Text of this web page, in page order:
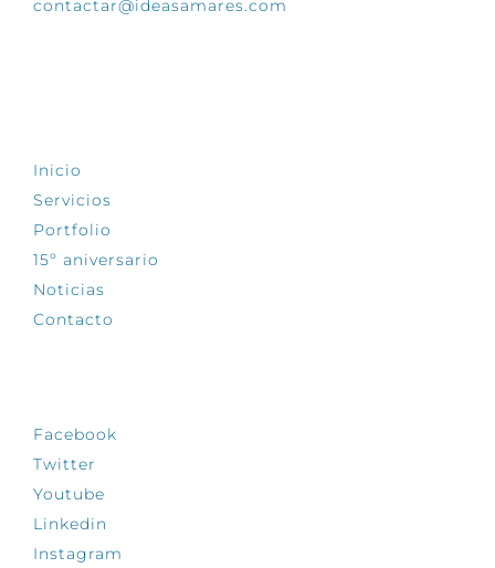
contactar@ideasamares.com
Inicio
Servicios
Portfolio
15º aniversario
Noticias
Contacto
Facebook
Twitter
Youtube
Linkedin
Instagram